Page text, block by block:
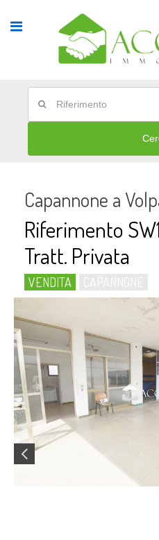
Capannone a
Riferimento
Tratt. Privata
VENDITA